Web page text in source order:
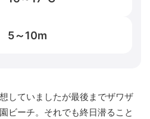
5～10m
していましたが最後までザワザ
ビーチ。それでも終日潜ること